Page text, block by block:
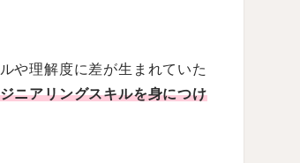
や理解度に差が生まれていた
ニアリングスキルを身につけ